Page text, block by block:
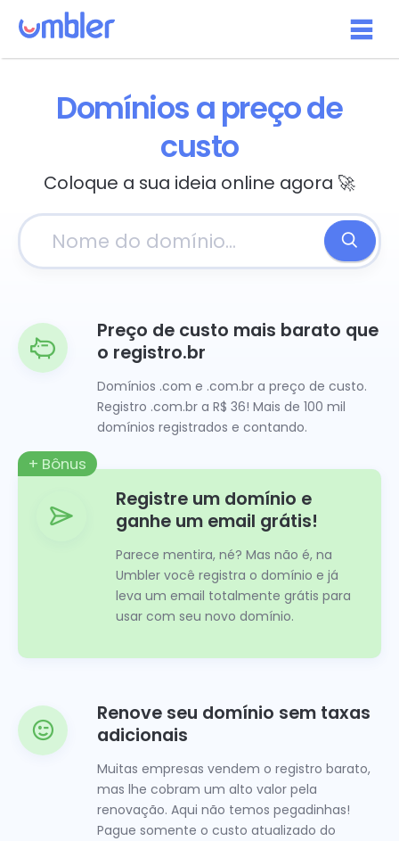
Domínios a preço de
custo
Coloque a sua ideia online agora 🚀
Preço de custo mais barato que
o registro.br
Domínios .com e .com.br a preço de custo.
Registro .com.br a R$ 36! Mais de 100 mil
domínios registrados e contando.
Registre um domínio e
ganhe um email grátis!
Parece mentira, né? Mas não é, na
Umbler você registra o domínio e já
leva um email totalmente grátis para
usar com seu novo domínio.
+ Bônus
Renove seu domínio sem taxas
adicionais
Muitas empresas vendem o registro barato,
mas lhe cobram um alto valor pela
renovação. Aqui não temos pegadinhas!
Pague somente o custo atualizado do